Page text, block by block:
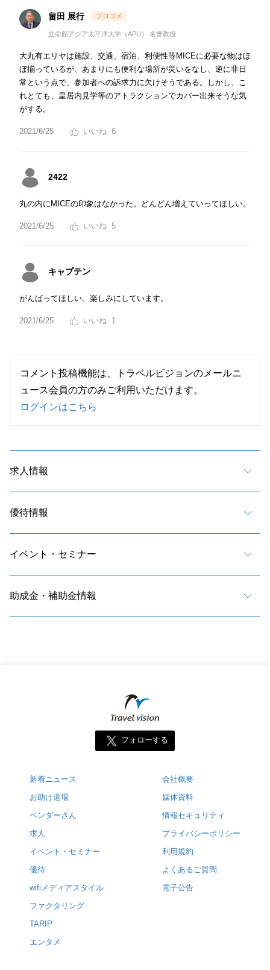
畠田 展行
立命館アジア太平洋大学（APU） 名誉教授
大丸有エリヤは施設、交通、宿泊、利便性等MICEに必要な物はほ
ぼ揃っているが、あまりにも便利な場所が災いをなし、逆に非日
常という点で、参加者への訴求力に欠けそうである。しかし、こ
れとても、皇居内見学等のアトラクションでカバー出来そうな気
がする。
2021/6/25 6
2422
丸の内にMICEの印象はなかった。どんどん増えていってほしい。
2021/6/25 5
キャプテン
がんばってほしい。楽しみにしています。
2021/6/25 1
コメント投稿機能は、トラベルビジョンのメールニ
ュース会員の方のみご利用いただけます。
ログインはこちら
求人情報
優待情報
イベント・セミナー
助成金・補助金情報
フォローする
新着ニュース
お助け道場
ベンダーさん
求人
イベント・セミナー
優待
wifiメディアスタイル
ファクタリング
TARIP
エンタメ
会社概要
媒体資料
情報セキュリティ
プライバシーポリシー
利用規約
よくあるご質問
電子公告